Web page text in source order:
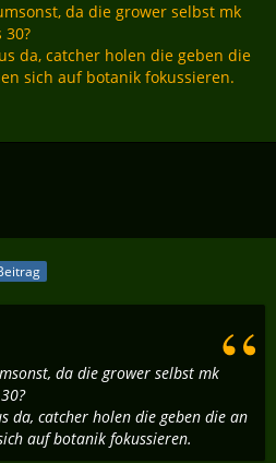
da die grower selbst mk
da, catcher holen die geben die
sich auf botanik fokussieren.
da die grower selbst mk
da, catcher holen die geben die an
auf botanik fokussieren.